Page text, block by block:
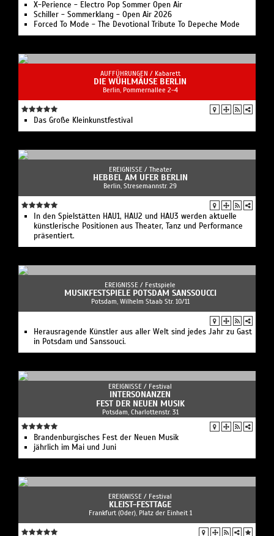
X-Perience - Electro Pop Sommer Open Air
Schiller - Sommerklang - Open Air 2026
Forced To Mode - The Devotional Tribute To Depeche Mode
AUFFÜHRUNGEN / Kabarett
DIE WÜHLMÄUSE BERLIN
Berlin, Pommernallee 2-4
Das Große Kleinkunstfestival
EREIGNISSE / Theater
HEBBEL AM UFER BERLIN
Berlin, Stresemannstr. 29
In den Spielstätten HAU1, HAU2 und HAU3 werden aktuelle
künstlerische Positionen aus Theater, Tanz und Performance
präsentiert.
EREIGNISSE / Festspiele
MUSIKFESTSPIELE POTSDAM SANSSOUCCI
Potsdam, Wilhelm Staab Str. 10/11
Herausragende Künstler aus aller Welt sind jedes Jahr zu Gast
in Potsdam und Sanssouci.
EREIGNISSE / Festival
INTERSONANZEN
FEST DER NEUEN MUSIK
Potsdam, Charlottenstr. 31
Brandenburgisches Fest der Neuen Musik
jährlich im Mai und Juni
EREIGNISSE / Festival
KLEIST-FESTTAGE
Frankfurt (Oder), Platz der Einheit 1